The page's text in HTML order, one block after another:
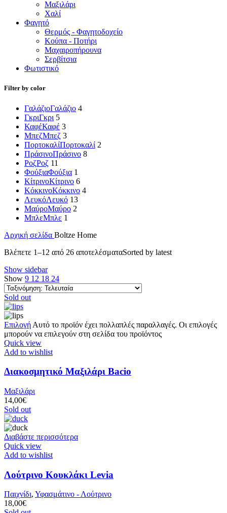
Μαξιλάρι
Χαλί
Φαγητό
Θερμός - Φαγητοδοχείο
Κούπα - Ποτήρι
Μαχαιροπήρουνα
Σερβίτσια
Φωτιστικό
Filter by color
ΓαλάζιοΓαλάζιο 4
ΓκριΓκρι 5
ΚαφέΚαφέ 3
ΜπεζΜπεζ 3
ΠορτοκαλίΠορτοκαλί 2
ΠράσινοΠράσινο 8
ΡοζΡοζ 11
ΦούξιαΦούξια 1
ΚίτρινοΚίτρινο 6
ΚόκκινοΚόκκινο 4
ΛευκόΛευκό 13
ΜαύροΜαύρο 2
ΜπλεΜπλε 1
Αρχική σελίδα Boltze Home
Βλέπετε 1–12 από 26 αποτελέσματαSorted by latest
Show sidebar
Show 9 12 18 24
Sold out
Επιλογή Αυτό το προϊόν έχει πολλαπλές παραλλαγές. Οι επιλογές
μπορούν να επιλεγούν στη σελίδα του προϊόντος
Quick view
Add to wishlist
Διακοσμητικό Μαξιλάρι Bacio
Μαξιλάρι
14,00€
Sold out
Διαβάστε περισσότερα
Quick view
Add to wishlist
Λούτρινο Κουκλάκι Levia
Παιχνίδι, Υφασμάτινο - Λούτρινο
18,00€